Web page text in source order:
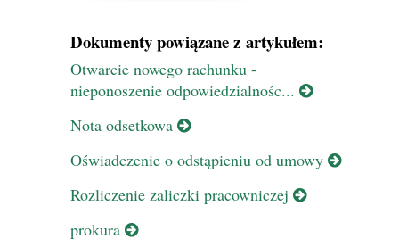
Dokumenty powiązane z artykułem:
Otwarcie nowego rachunku -
nieponoszenie odpowiedzialnośc...
Nota odsetkowa
Oświadczenie o odstąpieniu od umowy
Rozliczenie zaliczki pracowniczej
prokura